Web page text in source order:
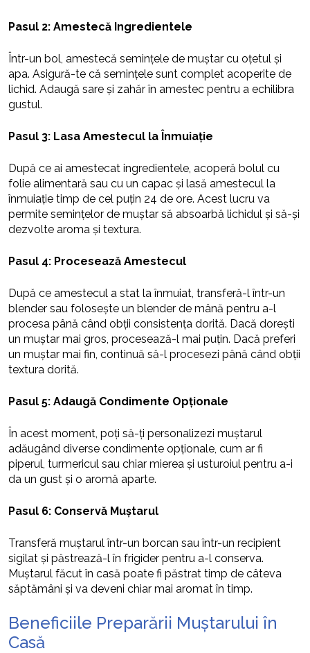
Pasul 2: Amestecă Ingredientele
Într-un bol, amestecă semințele de muștar cu oțetul și
apa. Asigură-te că semințele sunt complet acoperite de
lichid. Adaugă sare și zahăr în amestec pentru a echilibra
gustul.
Pasul 3: Lasa Amestecul la Înmuiație
După ce ai amestecat ingredientele, acoperă bolul cu
folie alimentară sau cu un capac și lasă amestecul la
înmuiație timp de cel puțin 24 de ore. Acest lucru va
permite semințelor de muștar să absoarbă lichidul și să-și
dezvolte aroma și textura.
Pasul 4: Procesează Amestecul
După ce amestecul a stat la înmuiat, transferă-l într-un
blender sau folosește un blender de mână pentru a-l
procesa până când obții consistența dorită. Dacă dorești
un muștar mai gros, procesează-l mai puțin. Dacă preferi
un muștar mai fin, continuă să-l procesezi până când obții
textura dorită.
Pasul 5: Adaugă Condimente Opționale
În acest moment, poți să-ți personalizezi muștarul
adăugând diverse condimente opționale, cum ar fi
piperul, turmericul sau chiar mierea și usturoiul pentru a-i
da un gust și o aromă aparte.
Pasul 6: Conservă Muștarul
Transferă muștarul într-un borcan sau într-un recipient
sigilat și păstrează-l în frigider pentru a-l conserva.
Muștarul făcut în casă poate fi păstrat timp de câteva
săptămâni și va deveni chiar mai aromat în timp.
Beneficiile Preparării Muștarului în
Casă